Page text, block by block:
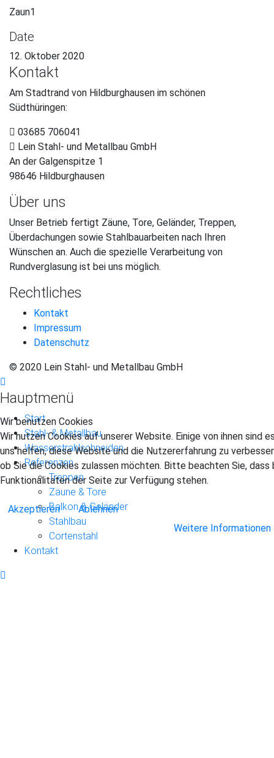
Zaun1
Date
12. Oktober 2020
Kontakt
Am Stadtrand von Hildburghausen im schönen
Südthüringen:
03685 706041
Lein Stahl- und Metallbau GmbH
An der Galgenspitze 1
98646 Hildburghausen
Über uns
Unser Betrieb fertigt Zäune, Tore, Geländer, Treppen,
Überdachungen sowie Stahlbauarbeiten nach Ihren
Wünschen an. Auch die spezielle Verarbeitung von
Rundverglasung ist bei uns möglich.
Rechtliches
Kontakt
Impressum
Datenschutz
© 2020 Lein Stahl- und Metallbau GmbH
Hauptmenü
Start
Stahl- & Metallbau
Wasserstrahlschneiden
Referenzen
Treppen
Zäune & Tore
Balkon & Geländer
Stahlbau
Cortenstahl
Kontakt
Wir benutzen Cookies
Wir nutzen Cookies auf unserer Website. Einige von ihnen sind
uns helfen, diese Website und die Nutzererfahrung zu
ob Sie die Cookies zulassen möchten. Bitte beachten Sie,
Funktionalitäten der Seite zur Verfügung stehen.
Akzeptieren
Ablehnen
Weitere Informationen